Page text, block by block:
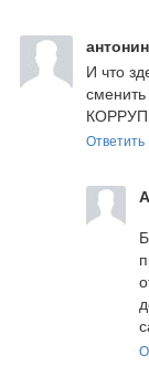
И что
Ответить